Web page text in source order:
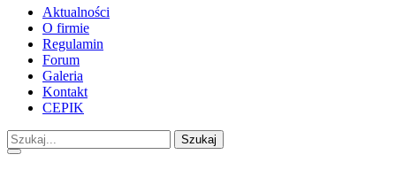
Aktualności
O firmie
Regulamin
Forum
Galeria
Kontakt
CEPIK
Szukaj